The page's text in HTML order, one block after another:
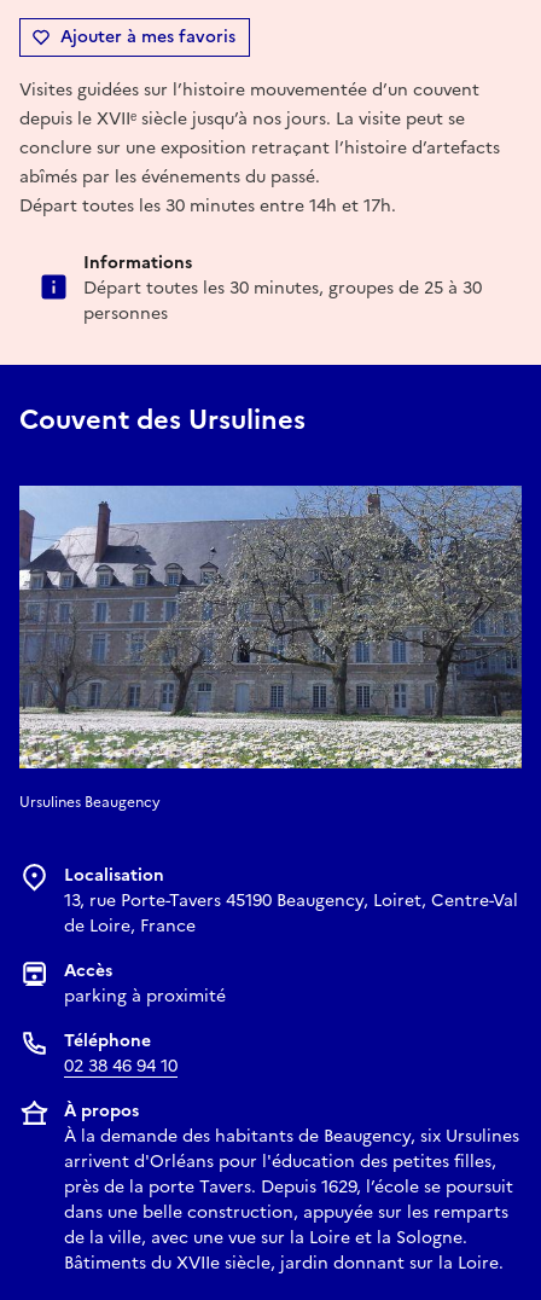
Ajouter à mes favoris
Visites guidées sur l’histoire mouvementée d’un couvent
depuis le XVIIᵉ siècle jusqu’à nos jours. La visite peut se
conclure sur une exposition retraçant l’histoire d’artefacts
abîmés par les événements du passé.
Départ toutes les 30 minutes entre 14h et 17h.
Informations
Départ toutes les 30 minutes, groupes de 25 à 30
personnes
Couvent des Ursulines
Ursulines Beaugency
Localisation
13, rue Porte-Tavers 45190 Beaugency, Loiret, Centre-Val
de Loire, France
Accès
parking à proximité
Téléphone
02 38 46 94 10
À propos
À la demande des habitants de Beaugency, six Ursulines
arrivent d'Orléans pour l'éducation des petites filles,
près de la porte Tavers. Depuis 1629, l’école se poursuit
dans une belle construction, appuyée sur les remparts
de la ville, avec une vue sur la Loire et la Sologne.
Bâtiments du XVIIe siècle, jardin donnant sur la Loire.